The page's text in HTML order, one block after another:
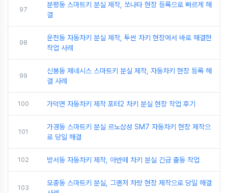
97
분평동 스마트키 분실 제작, 쏘나타 현장 등록으로 빠르게 해
결
98
운천동 자동차키 분실 제작, 투싼 차키 현장에서 바로 해결한
작업 사례
99
신봉동 제네시스 스마트키 분실 제작, 자동차키 현장 등록 해
결 사례
100 가덕면 자동차키 제작 포터2 차키 분실 현장 작업 후기
101
가경동 스마트키 분실 르노삼성 SM7 자동차키 현장 제작으
로 당일 해결
102 방서동 자동차키 제작, 아반떼 차키 분실 긴급 출동 작업
103
모충동 스마트키 분실, 그랜저 차량 현장 제작으로 당일 해결